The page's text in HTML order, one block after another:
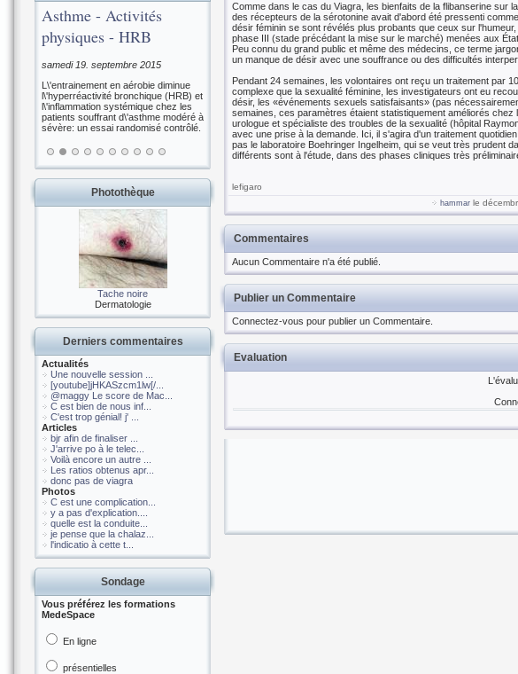
Asthme - Activités
physiques - HRB
samedi 19. septembre 2015
L\'entrainement en aérobie diminue
l\'hyperréactivité bronchique (HRB) et
l\'inflammation systémique chez les
patients souffrant d\'asthme modéré à
sévère: un essai randomisé contrôlé.
Photothèque
Tache noire
Dermatologie
Derniers commentaires
Actualités
Une nouvelle session ...
[youtube]jHKASzcm1lw[/...
@maggy Le score de Mac...
C est bien de nous inf...
C'est trop génial! j' ...
Articles
bjr afin de finaliser ...
J'arrive po à le telec...
Voilà encore un autre ...
Les ratios obtenus apr...
donc pas de viagra
Photos
C est une complication...
y a pas d'explication....
quelle est la conduite...
je pense que la chalaz...
l'indicatio à cette t...
Sondage
Vous préférez les formations
MedeSpace
En ligne
présentielles
Comme dans le cas du Viagra, les bienfaits de la flibanserine sur
des récepteurs de la sérotonine avait d'abord été pressenti
désir féminin se sont révélés plus probants que ceux sur
phase III (stade précédant la mise sur le marché) menées aux
Peu connu du grand public et même des médecins, ce terme
un manque de désir avec une souffrance ou des difficultés
Pendant 24 semaines, les volontaires ont reçu un traitement par
complexe que la sexualité féminine, les investigateurs ont eu
désir, les «événements sexuels satisfaisants» (pas
semaines, ces paramètres étaient statistiquement améliorés
urologue et spécialiste des troubles de la sexualité (hôpital
avec une prise à la demande. Ici, il s'agira d'un traitement
pas le laboratoire Boehringer Ingelheim, qui se veut très prudent
différents sont à l'étude, dans des phases cliniques très
lefigaro
hammarle
Commentaires
Aucun Commentaire n'a été publié.
Publier un Commentaire
Connectez-vous pour publier un Commentaire.
Evaluation